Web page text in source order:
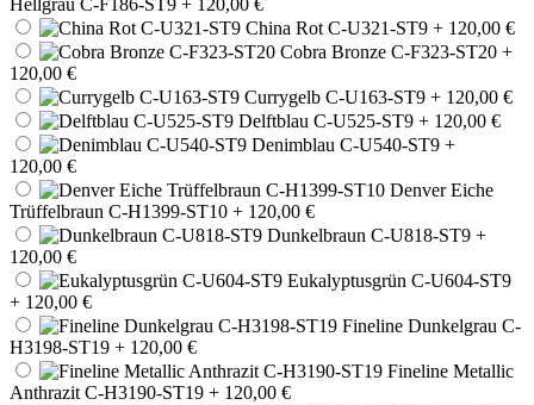
Hellgrau C-F186-ST9 + 120,00 €
China Rot C-U321-ST9 + 120,00 €
Cobra Bronze C-F323-ST20 +
120,00 €
Currygelb C-U163-ST9 + 120,00 €
Delftblau C-U525-ST9 + 120,00 €
Denimblau C-U540-ST9 +
120,00 €
Denver Eiche
Trüffelbraun C-H1399-ST10 + 120,00 €
Dunkelbraun C-U818-ST9 +
120,00 €
Eukalyptusgrün C-U604-ST9
+ 120,00 €
Fineline Dunkelgrau C-
H3198-ST19 + 120,00 €
Fineline Metallic
Anthrazit C-H3190-ST19 + 120,00 €